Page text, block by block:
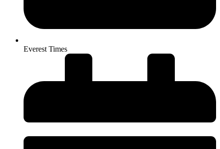
Everest Times